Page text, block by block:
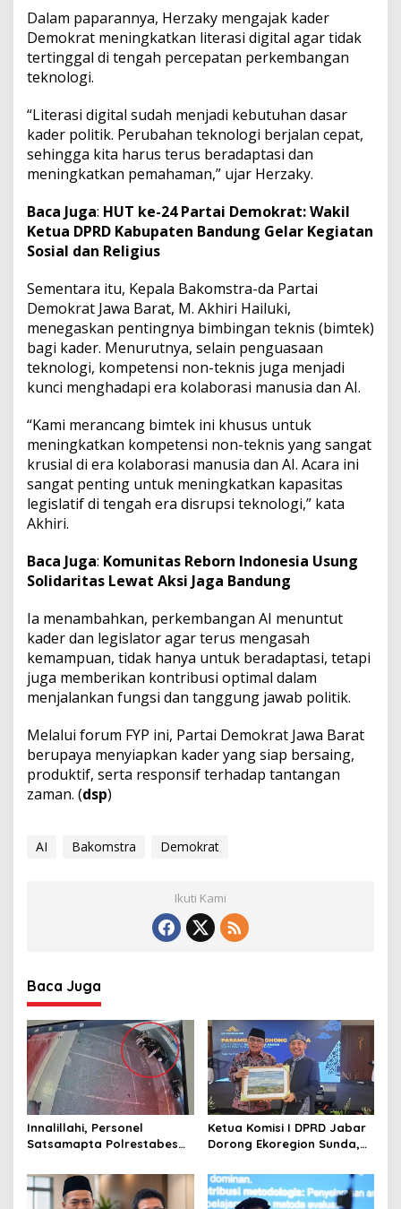
l
a
t
o
Dalam paparannya, Herzaky mengajak kader
Demokrat meningkatkan literasi digital agar tidak
tertinggal di tengah percepatan perkembangan
teknologi.
“Literasi digital sudah menjadi kebutuhan dasar
kader politik. Perubahan teknologi berjalan cepat,
sehingga kita harus terus beradaptasi dan
meningkatkan pemahaman,” ujar Herzaky.
Baca Juga: HUT ke-24 Partai Demokrat: Wakil
Ketua DPRD Kabupaten Bandung Gelar Kegiatan
Sosial dan Religius
Sementara itu, Kepala Bakomstra-da Partai
Demokrat Jawa Barat, M. Akhiri Hailuki,
menegaskan pentingnya bimbingan teknis (bimtek)
bagi kader. Menurutnya, selain penguasaan
teknologi, kompetensi non-teknis juga menjadi
kunci menghadapi era kolaborasi manusia dan AI.
“Kami merancang bimtek ini khusus untuk
meningkatkan kompetensi non-teknis yang sangat
krusial di era kolaborasi manusia dan AI. Acara ini
sangat penting untuk meningkatkan kapasitas
legislatif di tengah era disrupsi teknologi,” kata
Akhiri.
Baca Juga: Komunitas Reborn Indonesia Usung
Solidaritas Lewat Aksi Jaga Bandung
Ia menambahkan, perkembangan AI menuntut
kader dan legislator agar terus mengasah
kemampuan, tidak hanya untuk beradaptasi, tetapi
juga memberikan kontribusi optimal dalam
menjalankan fungsi dan tanggung jawab politik.
Melalui forum FYP ini, Partai Demokrat Jawa Barat
berupaya menyiapkan kader yang siap bersaing,
produktif, serta responsif terhadap tantangan
zaman. (dsp)
AI Bakomstra Demokrat
Ikuti Kami
Baca Juga
Innalillahi, Personel
Satsamapta Polrestabes
Tabrak Lari
Ketua Komisi I DPRD Jabar
Dorong Ekoregion Sunda,
dan Kelestarian Alam